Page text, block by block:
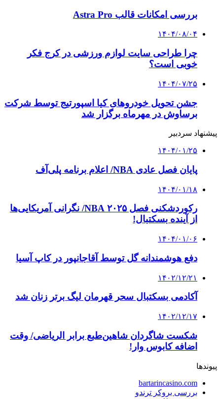
بررسی امکانات قالب Astra Pro
۱۴۰۴/۰۸/۰۴
چرا طراحی سایت لوازم ورزشی در کرج فکر
خوبی است؟
۱۴۰۴/۰۷/۲۵
جشن تحویل خودروهای کیا اسپورتیج توسط شرکت
برساوش در مهرماه برگزار شد
پیشنهاد سردبیر
۱۴۰۴/۰۱/۲۵
پایان فصل عادی NBA/ اعلام برنامه پلی‌آف
۱۴۰۴/۰۱/۱۸
رکوردشکنی فصل ۲۰۲۵ NBA/ نگرانی آمریکایی‌ها
از آینده بسکتبال!
۱۴۰۴/۰۱/۰۶
دفع هوشمندانه گل توسط آقاجانپور در کاپ آسیا
۱۴۰۲/۱۲/۲۱
آکادمی بسکتبال سحر قهرمان لیگ برتر زنان شد
۱۴۰۲/۱۲/۱۷
شکست شاگردان شاهین‌طبع برابر الریاضی/ وقت
اضافه کابوس وار!
پیوندها
bartarincasino.com
بررسی بروکر ترندو